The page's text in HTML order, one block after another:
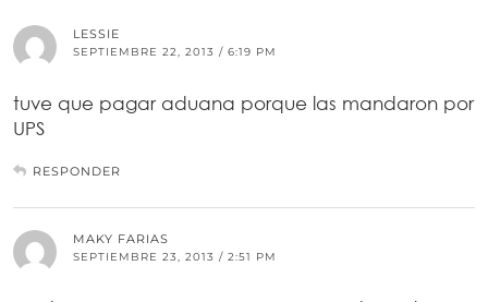
LESSIE
SEPTIEMBRE 22, 2013 / 6:19 PM
tuve que pagar aduana porque las mandaron por
UPS
RESPONDER
MAKY FARIAS
SEPTIEMBRE 23, 2013 / 2:51 PM